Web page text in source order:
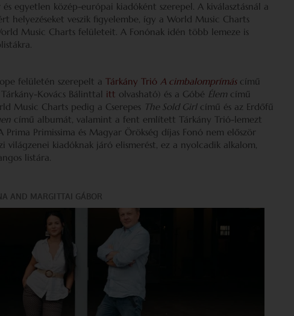
egyetlen közép-európai kiadóként szerepel. A kiválasztásnál a
helyezéseket veszik figyelembe, így a World Music Charts
Music Charts felületeit. A Fonónak idén több lemeze is
felületén szerepelt aTárkány TrióA cimbalomprímáscímű
Kovács Bálinttal itt olvasható) és a Góbé Élem című
Music Charts pedig a Cserepes The Sold Girlcímű és az Erdőfű
című albumát, valamint a fent említett Tárkány Trió-lemezt
Primissima és Magyar Örökség díjas Fonó nem először
világzenei kiadóknak járó elismerést, ez a nyolcadik alkalom,
listára.